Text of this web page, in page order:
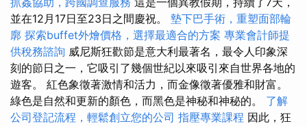
並在12月17日至23日之間慶祝。 墊下巴手術，重塑面部輪
廓 探索buffet外燴價格，選擇最適合的方案 專業會計師提
供稅務諮詢 威尼斯狂歡節是意大利最著名，最令人印象深
刻的節日之一，它吸引了幾個世紀以來吸引來自世界各地的
遊客。 紅色象徵著激情和活力，而金像徵著優雅和財富。
綠色是自然和更新的顏色，而黑色是神秘和神秘的。 了解
公司登記流程，輕鬆創立您的公司 指壓專業課程 因此，狂